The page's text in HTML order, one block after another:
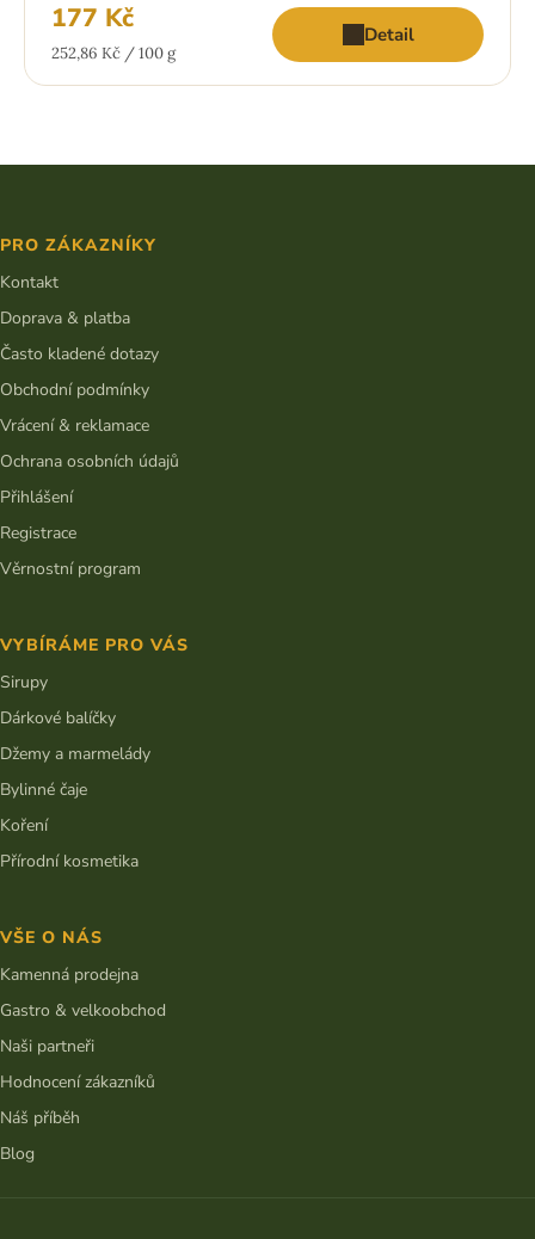
177 Kč
Měrná
252,86 Kč / 100 g
Detail
a
t
í
PRO ZÁKAZNÍKY
Kontakt
Doprava & platba
Často kladené dotazy
Obchodní podmínky
Vrácení & reklamace
Ochrana osobních údajů
Přihlášení
Registrace
Věrnostní program
VYBÍRÁME PRO VÁS
Sirupy
Dárkové balíčky
Džemy a marmelády
Bylinné čaje
Koření
Přírodní kosmetika
VŠE O NÁS
Kamenná prodejna
Gastro & velkoobchod
Naši partneři
Hodnocení zákazníků
Náš příběh
Blog